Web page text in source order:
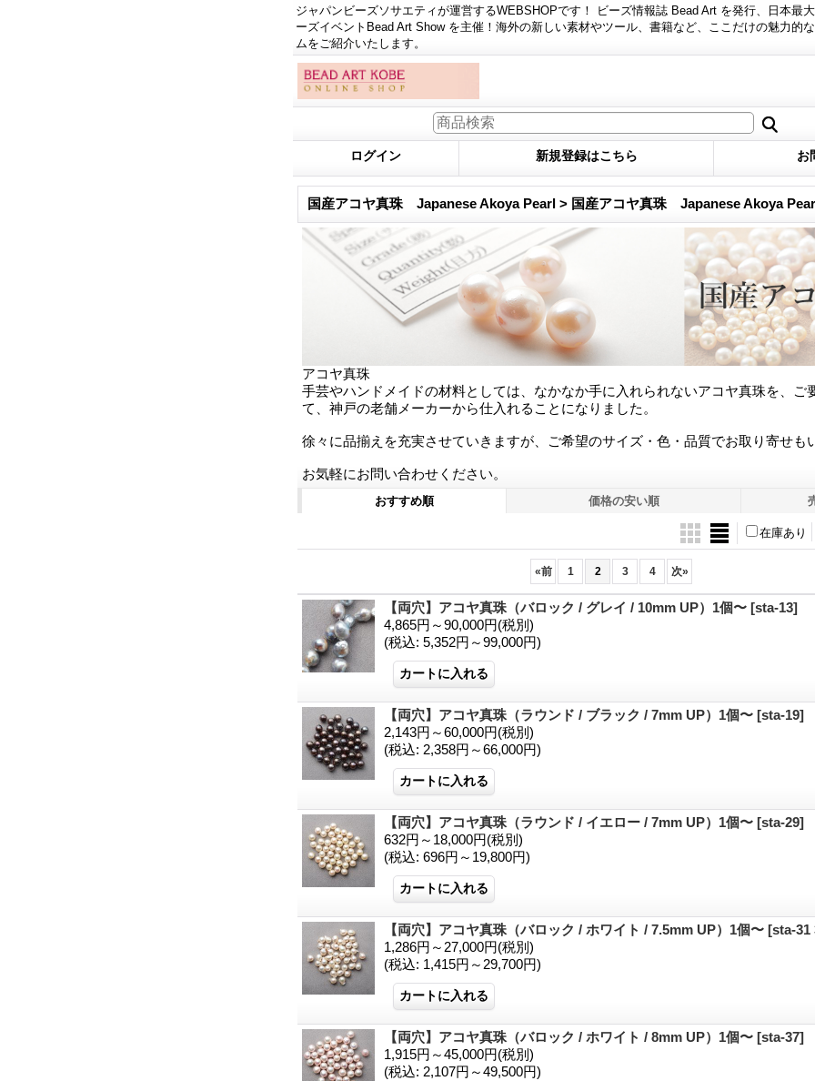
ジャパンビーズソサエティが運営するWEBSHOPです！ ビーズ情報誌 Bead Art を発行、日本最
ーズイベントBead Art Show を主催！海外の新しい素材やツール、書籍など、ここだけの魅力的
ムをご紹介いたします。
ログイン 新規登録はこちら お
国産アコヤ真珠 Japanese Akoya Pearl > 国産アコヤ真珠 Japanese Akoya
アコヤ真珠
手芸やハンドメイドの材料としては、なかなか手に入れられないアコヤ真珠を、ご
て、神戸の老舗メーカーから仕入れることになりました。
徐々に品揃えを充実させていきますが、ご希望のサイズ・色・品質でお取り寄せも
お気軽にお問い合わせください。
おすすめ順 価格の安い順
在庫あり
«前 1 2 3 4 次»
【両穴】アコヤ真珠（バロック / グレイ / 10mm UP）1個〜 [sta-13]
4,865円～90,000円(税別)
(税込: 5,352円～99,000円)
【両穴】アコヤ真珠（ラウンド / ブラック / 7mm UP）1個〜 [sta-19]
2,143円～60,000円(税別)
(税込: 2,358円～66,000円)
【両穴】アコヤ真珠（ラウンド / イエロー / 7mm UP）1個〜 [sta-29]
632円～18,000円(税別)
(税込: 696円～19,800円)
【両穴】アコヤ真珠（バロック / ホワイト / 7.5mm UP）1個〜 [sta-31
1,286円～27,000円(税別)
(税込: 1,415円～29,700円)
【両穴】アコヤ真珠（バロック / ホワイト / 8mm UP）1個〜 [sta-37]
1,915円～45,000円(税別)
(税込: 2,107円～49,500円)